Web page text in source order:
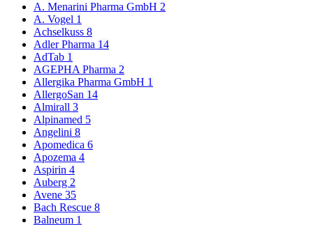
A. Menarini Pharma GmbH 2
A. Vogel 1
Achselkuss 8
Adler Pharma 14
AdTab 1
AGEPHA Pharma 2
Allergika Pharma GmbH 1
AllergoSan 14
Almirall 3
Alpinamed 5
Angelini 8
Apomedica 6
Apozema 4
Aspirin 4
Auberg 2
Avene 35
Bach Rescue 8
Balneum 1